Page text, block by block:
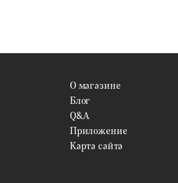
О магазине
Блог
Q&A
Приложение
Карта сайта